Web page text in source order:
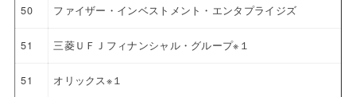
50 ファイザー・インベストメント・エンタプライジズ
51 三菱ＵＦＪフィナンシャル・グループ※１
51 オリックス※１